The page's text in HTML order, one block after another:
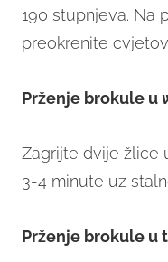
190 stupnjeva. Na
preokrenite
Prženje brokule u
Zagrijte dvije žlice
3-4 minute uz
Prženje brokule u